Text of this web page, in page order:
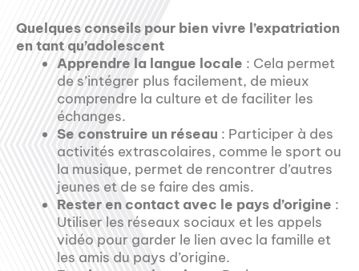
Quelques conseils pour bien vivre l’expatriation
en tant qu’adolescent
Apprendre la langue locale : Cela permet
de s’intégrer plus facilement, de mieux
comprendre la culture et de faciliter les
échanges.
Se construire un réseau : Participer à des
activités extrascolaires, comme le sport ou
la musique, permet de rencontrer d’autres
jeunes et de se faire des amis.
Rester en contact avec le pays d’origine :
Utiliser les réseaux sociaux et les appels
vidéo pour garder le lien avec la famille et
les amis du pays d’origine.